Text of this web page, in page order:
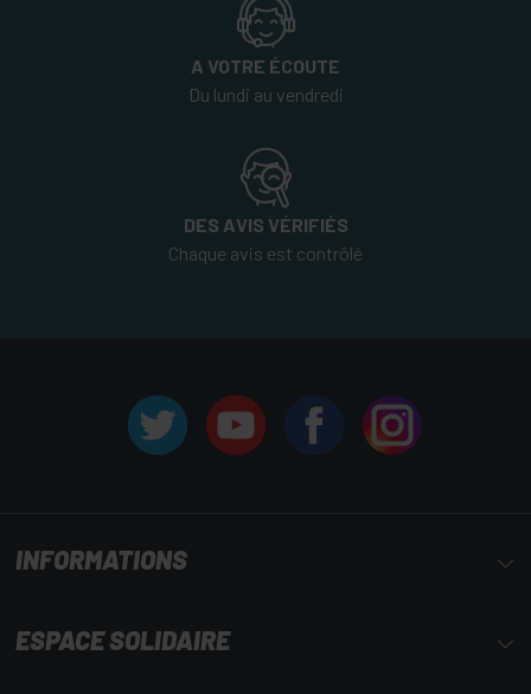
A VOTRE ÉCOUTE
Du lundi au vendredi
DES AVIS VÉRIFIÉS
Chaque avis est contrôlé
INFORMATIONS
ESPACE SOLIDAIRE